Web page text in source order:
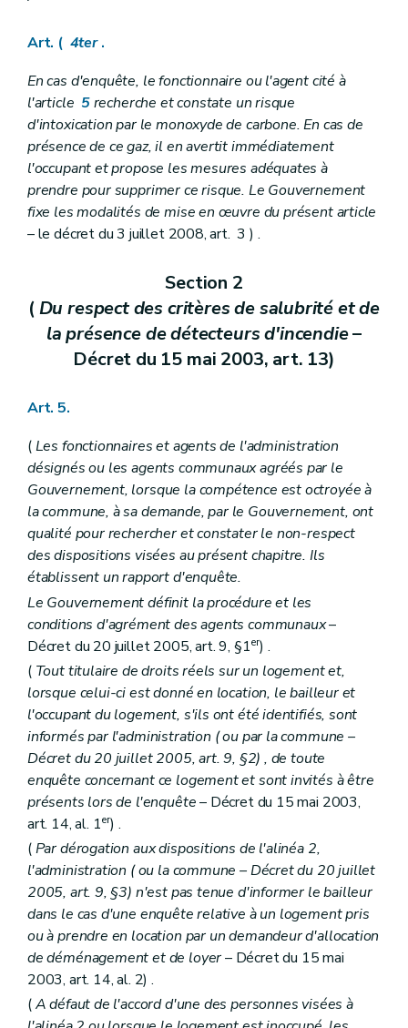
Art. ( 4ter.
En cas d'enquête, le fonctionnaire ou l'agent cité à
l'article 5recherche et constate un risque
d'intoxication par le monoxyde de carbone. En cas de
présence de ce gaz, il en avertit immédiatement
l'occupant et propose les mesures adéquates à
prendre pour supprimer ce risque. Le Gouvernement
fixe les modalités de mise en œuvre du présent article
– le décret du 3 juillet 2008, art. 3 ) .
Section 2
(Du respect des critères de salubrité et de
la présence de détecteurs d'incendie–
Décret du 15 mai 2003, art. 13)
Art. 5.
(Les fonctionnaires et agents de l'administration
désignés ou les agents communaux agréés par le
Gouvernement, lorsque la compétence est octroyée à
la commune, à sa demande, par le Gouvernement, ont
qualité pour rechercher et constater le non-respect
des dispositions visées au présent chapitre. Ils
établissent un rapport d'enquête.
Le Gouvernement définit la procédure et les
conditions d'agrément des agents communaux–
Décret du 20 juillet 2005, art. 9, §1er) .
( Tout titulaire de droits réels sur un logement et,
lorsque celui-ci est donné en location, le bailleur et
l'occupant du logement, s'ils ont été identifiés, sont
informés par l'administration (ou par la commune –
Décret du 20 juillet 2005, art. 9, §2) , de toute
enquête concernant ce logement et sont invités à être
présents lors de l'enquête– Décret du 15 mai 2003,
art. 14, al. 1er) .
(Par dérogation aux dispositions de l'alinéa 2,
l'administration (ou la commune – Décret du 20 juillet
2005, art. 9, §3) n'est pas tenue d'informer le bailleur
dans le cas d'une enquête relative à un logement pris
ou à prendre en location par un demandeur d'allocation
de déménagement et de loyer– Décret du 15 mai
2003, art. 14, al. 2) .
(A défaut de l'accord d'une des personnes visées à